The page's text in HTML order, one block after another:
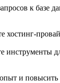
к
хостинг-
и